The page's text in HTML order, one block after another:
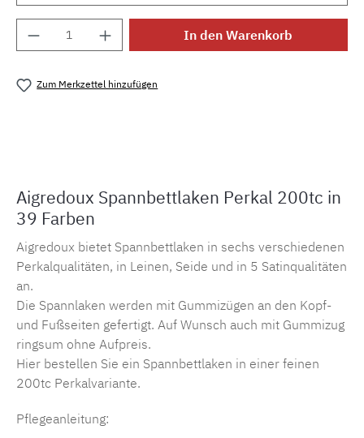
Produkt Anzahl: Gib den gewünschten
In den Warenkorb
Zum Merkzettel hinzufügen
Aigredoux Spannbettlaken Perkal 200tc in
39 Farben
Aigredoux bietet Spannbettlaken in sechs verschiedenen
Perkalqualitäten, in Leinen, Seide und in 5 Satinqualitäten
an.
Die Spannlaken werden mit Gummizügen an den Kopf-
und Fußseiten gefertigt. Auf Wunsch auch mit Gummizug
ringsum ohne Aufpreis.
Hier bestellen Sie ein Spannbettlaken in einer feinen
200tc Perkalvariante.
Pflegeanleitung: